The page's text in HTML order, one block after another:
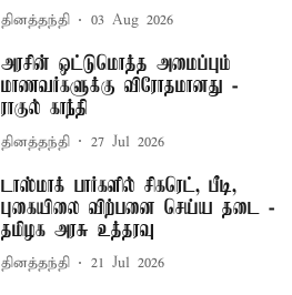
தினத்தந்தி 03 Aug 2026
அரசின் ஒட்டுமொத்த அமைப்பும்
மாணவர்களுக்கு விரோதமானது -
ராகுல் காந்தி
தினத்தந்தி 27 Jul 2026
டாஸ்மாக் பார்களில் சிகரெட், பீடி,
புகையிலை விற்பனை செய்ய தடை -
தமிழக அரசு உத்தரவு
தினத்தந்தி 21 Jul 2026